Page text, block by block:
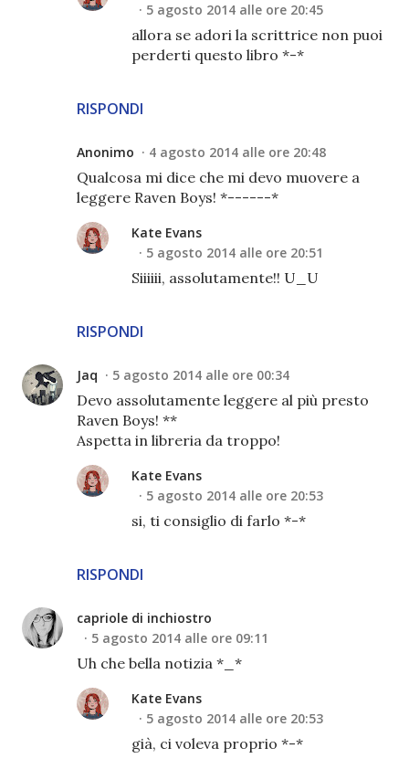
RISPONDI
5 agosto 2014 alle ore 20:45
allora se adori la scrittrice non puoi
perderti questo libro *-*
Anonimo 4 agosto 2014 alle ore 20:48
Qualcosa mi dice che mi devo muovere a
leggere Raven Boys! *------*
RISPONDI
Kate Evans
5 agosto 2014 alle ore 20:51
Siiiiii, assolutamente!! U_U
Jaq 5 agosto 2014 alle ore 00:34
Devo assolutamente leggere al più presto
Raven Boys! **
Aspetta in libreria da troppo!
RISPONDI
Kate Evans
5 agosto 2014 alle ore 20:53
si, ti consiglio di farlo *-*
capriole di inchiostro
5 agosto 2014 alle ore 09:11
Uh che bella notizia *_*
Kate Evans
5 agosto 2014 alle ore 20:53
già, ci voleva proprio *-*